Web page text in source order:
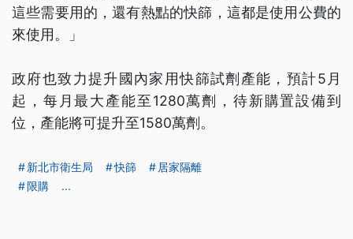
這些需要用的，還有熱點的快篩，這都是使用公費的
來使用。」
政府也致力提升國內家用快篩試劑產能，預計5月
起，每月最大產能至1280萬劑，待新購置設備到
位，產能將可提升至1580萬劑。
新北市衛生局 快篩
居家隔離
限購
...